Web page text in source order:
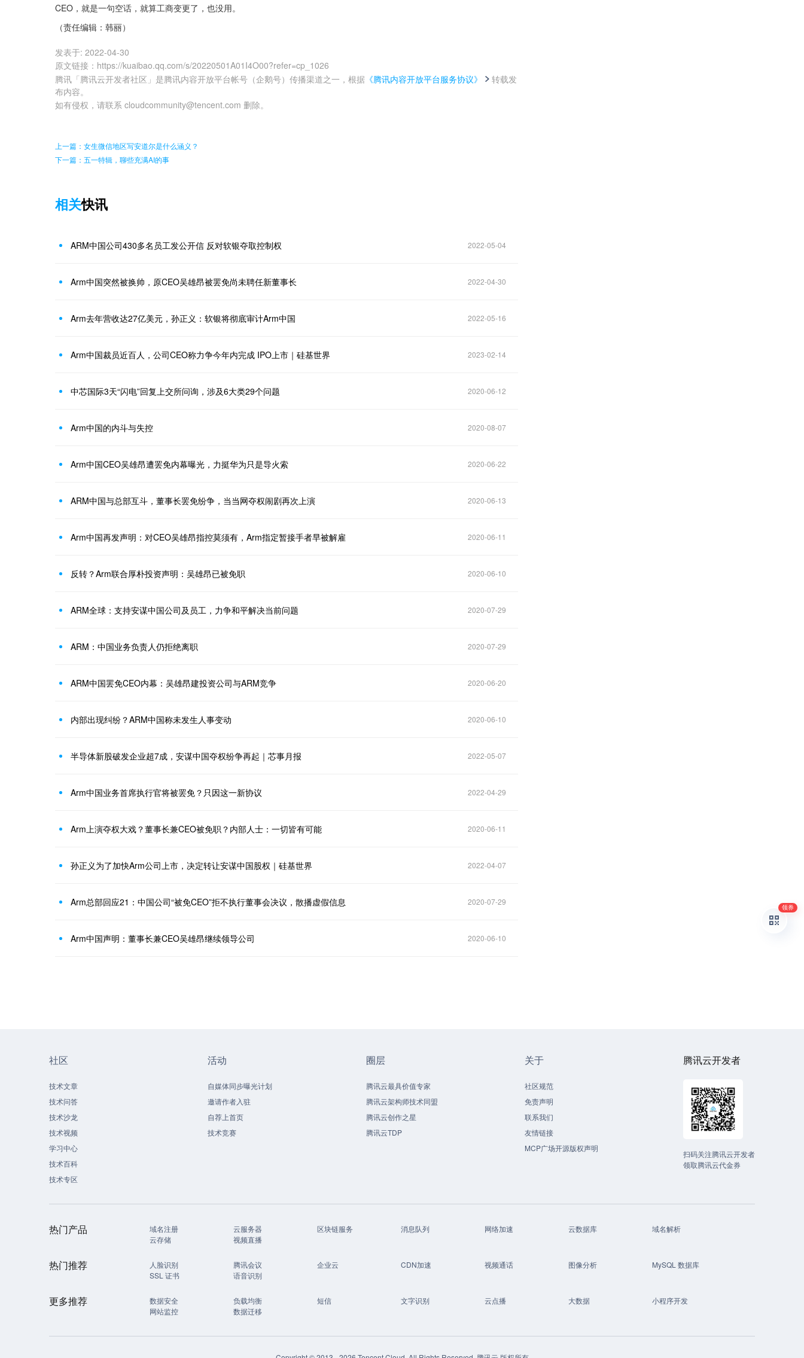
CEO，就是一句空话，就算工商变更了，也没用。
（责任编辑：韩丽）
发表于: 2022-04-30
原文链接 ： https://kuaibao.qq.com/s/20220501A01I4O00?refer=cp_1026
腾讯「腾讯云开发者社区」是腾讯内容开放平台帐号（企鹅号）传播渠道之一，根据 《腾讯内容开放平台服务协议》
转载发
布内容。
如有侵权，请联系 cloudcommunity@tencent.com 删除。
上一篇：女生微信地区写安道尔是什么涵义？
下一篇：五一特辑，聊些充满AI的事
相关快讯
ARM中国公司430多名员工发公开信 反对软银夺取控制权 2022-05-04
Arm中国突然被换帅，原CEO吴雄昂被罢免尚未聘任新董事长 2022-04-30
Arm去年营收达27亿美元，孙正义：软银将彻底审计Arm中国 2022-05-16
Arm中国裁员近百人，公司CEO称力争今年内完成 IPO上市｜硅基世界 2023-02-14
中芯国际3天“闪电”回复上交所问询，涉及6大类29个问题 2020-06-12
Arm中国的内斗与失控 2020-08-07
Arm中国CEO吴雄昂遭罢免内幕曝光，力挺华为只是导火索 2020-06-22
ARM中国与总部互斗，董事长罢免纷争，当当网夺权闹剧再次上演 2020-06-13
Arm中国再发声明：对CEO吴雄昂指控莫须有，Arm指定暂接手者早被解雇 2020-06-11
反转？Arm联合厚朴投资声明：吴雄昂已被免职 2020-06-10
ARM全球：支持安谋中国公司及员工，力争和平解决当前问题 2020-07-29
ARM：中国业务负责人仍拒绝离职 2020-07-29
ARM中国罢免CEO内幕：吴雄昂建投资公司与ARM竞争 2020-06-20
内部出现纠纷？ARM中国称未发生人事变动 2020-06-10
半导体新股破发企业超7成，安谋中国夺权纷争再起｜芯事月报 2022-05-07
Arm中国业务首席执行官将被罢免？只因这一新协议 2022-04-29
Arm上演夺权大戏？董事长兼CEO被免职？内部人士：一切皆有可能 2020-06-11
孙正义为了加快Arm公司上市，决定转让安谋中国股权｜硅基世界 2022-04-07
Arm总部回应21：中国公司“被免CEO”拒不执行董事会决议，散播虚假信息 2020-07-29
Arm中国声明：董事长兼CEO吴雄昂继续领导公司 2020-06-10
社区
技术文章
技术问答
技术沙龙
技术视频
学习中心
技术百科
技术专区
活动
自媒体同步曝光计划
邀请作者入驻
自荐上首页
技术竞赛
圈层
腾讯云最具价值专家
腾讯云架构师技术同盟
腾讯云创作之星
腾讯云TDP
关于
社区规范
免责声明
联系我们
友情链接
MCP广场开源版权声明
腾讯云开发者
扫码关注腾讯云开发者
领取腾讯云代金券
热门产品 域名注册 云服务器 区块链服务 消息队列 网络加速 云数据库
域名解析
云存储
视频直播
热门推荐 人脸识别 腾讯会议 企业云 CDN加速 视频通话 图像分析
MySQL 数据库
SSL 证书
语音识别
更多推荐 数据安全 负载均衡 短信 文字识别 云点播 大数据
小程序开发
网站监控
数据迁移
领券